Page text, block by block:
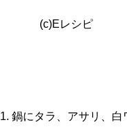
(c)Eレシピ
1. 鍋にタラ、アサリ、白